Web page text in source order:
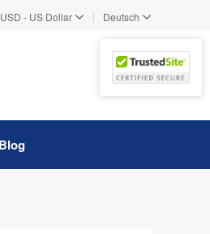
USD - US Dollar | Deutsch
Blog